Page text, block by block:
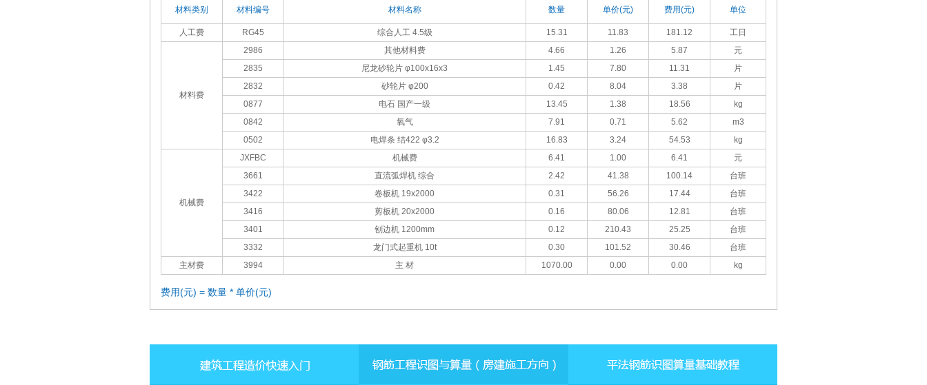
材料类别 材料编号 材料名称 数量 单价(元) 费用(元) 单位
人工费 RG45 综合人工 4.5级 15.31 11.83 181.12 工日
材料费
2986 其他材料费 4.66 1.26 5.87
元
2835
尼龙砂轮片 φ100x16x3 1.45 7.80 11.31
片
2832
砂轮片 φ200 0.42 8.04 3.38
片
0877
电石 国产一级 13.45 1.38 18.56
kg
0842
氧气 7.91 0.71 5.62
m3
0502
电焊条 结422 φ3.2 16.83 3.24 54.53 kg
机械费
JXFBC 机械费 6.41 1.00 6.41
元
3661
直流弧焊机 综合 2.42 41.38 100.14
台班
3422
卷板机 19x2000 0.31 56.26 17.44
台班
3416
剪板机 20x2000 0.16 80.06 12.81
台班
3401
刨边机 1200mm 0.12 210.43 25.25
台班
3332
龙门式起重机 10t 0.30 101.52 30.46
台班
主材费
3994 主 材 1070.00 0.00 0.00 kg
费用(元) = 数量 * 单价(元)